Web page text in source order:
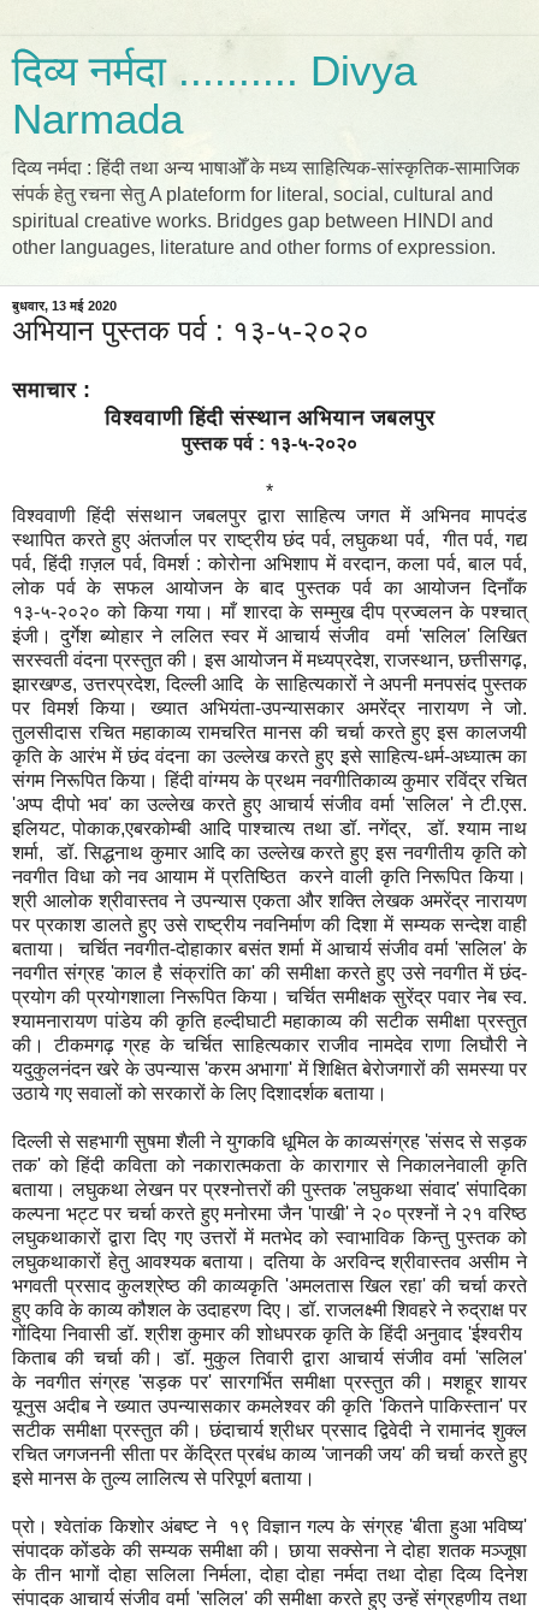
दिव्य नर्मदा .......... Divya
Narmada
दिव्य नर्मदा : हिंदी तथा अन्य भाषाओँ के मध्य साहित्यिक-सांस्कृतिक-सामाजिक
संपर्क हेतु रचना सेतु A plateform for literal, social, cultural and
spiritual creative works. Bridges gap between HINDI and
other languages, literature and other forms of expression.
बुधवार, 13 मई 2020
अभियान पुस्तक पर्व : १३-५-२०२०
समाचार :
विश्ववाणी हिंदी संस्थान अभियान जबलपुर
पुस्तक पर्व : १३-५-२०२०
*
विश्ववाणी हिंदी संसथान जबलपुर द्वारा साहित्य जगत में अभिनव मापदंड
स्थापित करते हुए अंतर्जाल पर राष्ट्रीय छंद पर्व, लघुकथा पर्व, गीत पर्व, गद्य
पर्व, हिंदी ग़ज़ल पर्व, विमर्श : कोरोना अभिशाप में वरदान, कला पर्व, बाल पर्व,
लोक पर्व के सफल आयोजन के बाद पुस्तक पर्व का आयोजन दिनाँक
१३-५-२०२० को किया गया। माँ शारदा के सम्मुख दीप प्रज्वलन के पश्चात्
इंजी। दुर्गेश ब्योहार ने ललित स्वर में आचार्य संजीव वर्मा 'सलिल' लिखित
सरस्वती वंदना प्रस्तुत की। इस आयोजन में मध्यप्रदेश, राजस्थान, छत्तीसगढ़,
झारखण्ड, उत्तरप्रदेश, दिल्ली आदि के साहित्यकारों ने अपनी मनपसंद पुस्तक
पर विमर्श किया। ख्यात अभियंता-उपन्यासकार अमरेंद्र नारायण ने जो.
तुलसीदास रचित महाकाव्य रामचरित मानस की चर्चा करते हुए इस कालजयी
कृति के आरंभ में छंद वंदना का उल्लेख करते हुए इसे साहित्य-धर्म-अध्यात्म का
संगम निरूपित किया। हिंदी वांग्मय केप्रथम नवगीतिकाव्य कुमार रविंद्र रचित
'अप्प दीपो भव' का उल्लेख करते हुए आचार्य संजीव वर्मा 'सलिल' ने टी.एस.
इलियट, पोकाक,एबरकोम्बी आदि पाश्चात्य तथा डॉ. नगेंद्र, डॉ. श्याम नाथ
शर्मा, डॉ. सिद्धनाथ कुमार आदि का उल्लेख करते हुए इस नवगीतीय कृति को
नवगीत विधा को नव आयाम में प्रतिष्ठित करने वाली कृति निरूपित किया।
श्री आलोक श्रीवास्तव ने उपन्यास एकता और शक्ति लेखक अमरेंद्र नारायण
पर प्रकाश डालते हुए उसे राष्ट्रीय नवनिर्माण की दिशा में सम्यक सन्देश वाही
बताया। चर्चित नवगीत-दोहाकार बसंत शर्मा में आचार्य संजीव वर्मा 'सलिल' के
नवगीत संग्रह 'काल है संक्रांति का' की समीक्षा करते हुए उसे नवगीत में छंद-
प्रयोग की प्रयोगशाला निरूपित किया। चर्चित समीक्षक सुरेंद्र पवार नेब स्व.
श्यामनारायण पांडेय की कृति हल्दीघाटी महाकाव्य की सटीक समीक्षा प्रस्तुत
की। टीकमगढ़ ग्रह के चर्चित साहित्यकार राजीव नामदेव राणा लिघौरी ने
यदुकुलनंदन खरे के उपन्यास 'करम अभागा' में शिक्षित बेरोजगारों की समस्या पर
उठाये गए सवालों को सरकारों के लिए दिशादर्शक बताया।
दिल्ली से सहभागी सुषमा शैली ने युगकवि धूमिल के काव्यसंग्रह 'संसद से सड़क
तक' को हिंदी कविता को नकारात्मकता के कारागार से निकालनेवाली कृति
बताया। लघुकथा लेखन पर प्रश्नोत्तरों की पुस्तक 'लघुकथा संवाद' संपादिका
कल्पना भट्ट पर चर्चा करते हुए मनोरमा जैन 'पाखी' ने २० प्रश्नों ने २१ वरिष्ठ
लघुकथाकारों द्वारा दिए गए उत्तरों में मतभेद को स्वाभाविक किन्तु पुस्तक को
लघुकथाकारों हेतु आवश्यक बताया। दतिया के अरविन्द श्रीवास्तव असीम ने
भगवती प्रसाद कुलश्रेष्ठ की काव्यकृति 'अमलतास खिल रहा' की चर्चा करते
हुए कवि के काव्य कौशल के उदाहरण दिए। डॉ. राजलक्ष्मी शिवहरे ने रुद्राक्ष पर
गोंदिया निवासी डॉ. श्रीश कुमार की शोधपरक कृति के हिंदी अनुवाद 'ईश्वरीय
किताब की चर्चा की। डॉ. मुकुल तिवारी द्वारा आचार्य संजीव वर्मा 'सलिल'
के नवगीत संग्रह 'सड़क पर' सारगर्भित समीक्षा प्रस्तुत की। मशहूर शायर
यूनुस अदीब ने ख्यात उपन्यासकार कमलेश्वर की कृति 'कितने पाकिस्तान' पर
सटीक समीक्षा प्रस्तुत की। छंदाचार्य श्रीधर प्रसाद द्विवेदी ने रामानंद शुक्ल
रचित जगजननी सीता पर केंद्रित प्रबंध काव्य 'जानकी जय' की चर्चा करते हुए
इसे मानस के तुल्य लालित्य से परिपूर्ण बताया।
प्रो। श्वेतांक किशोर अंबष्ट ने १९ विज्ञान गल्प के संग्रह 'बीता हुआ भविष्य'
संपादक कोंडके की सम्यक समीक्षा की। छाया सक्सेना ने दोहा शतक मञ्जूषा
के तीन भागों दोहा सलिला निर्मला, दोहा दोहा नर्मदा तथा दोहा दिव्य दिनेश
संपादक आचार्य संजीव वर्मा 'सलिल' की समीक्षा करते हुए उन्हें संग्रहणीय तथा